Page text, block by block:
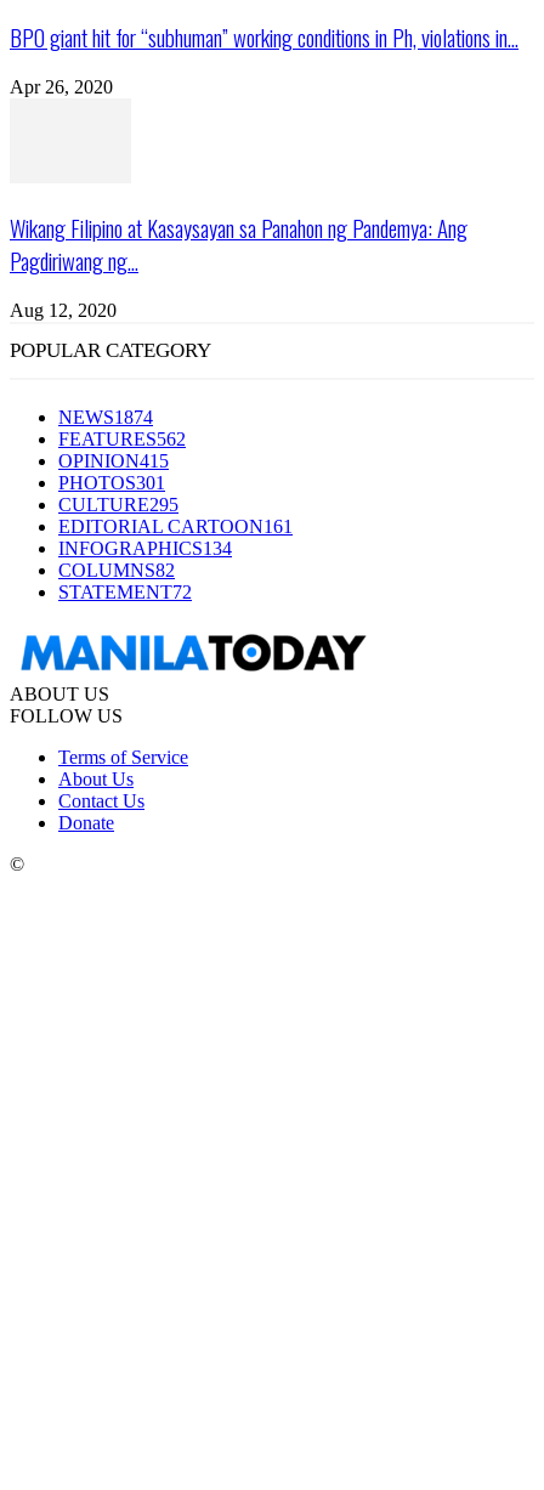
BPO giant hit for “subhuman” working conditions in Ph, violations in...
Apr 26, 2020
Wikang Filipino at Kasaysayan sa Panahon ng Pandemya: Ang
Pagdiriwang ng...
Aug 12, 2020
POPULAR CATEGORY
NEWS1874
FEATURES562
OPINION415
PHOTOS301
CULTURE295
EDITORIAL CARTOON161
INFOGRAPHICS134
COLUMNS82
STATEMENT72
ABOUT US
FOLLOW US
Terms of Service
About Us
Contact Us
Donate
©